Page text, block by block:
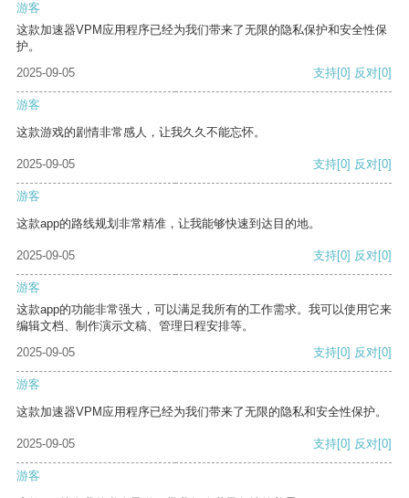
游客
这款加速器VPM应用程序已经为我们带来了无限的隐私保护和安全性保
护。
2025-09-05
支持[0] 反对[0]
游客
这款游戏的剧情非常感人，让我久久不能忘怀。
2025-09-05 支持[0] 反对[0]
游客
这款app的路线规划非常精准，让我能够快速到达目的地。
2025-09-05 支持[0] 反对[0]
游客
这款app的功能非常强大，可以满足我所有的工作需求。我可以使用它来
编辑文档、制作演示文稿、管理日程安排等。
2025-09-05
支持[0] 反对[0]
游客
这款加速器VPM应用程序已经为我们带来了无限的隐私和安全性保护。
2025-09-05 支持[0] 反对[0]
游客